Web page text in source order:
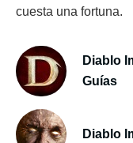
cuesta una fortuna.
Diablo
Guías
Diablo